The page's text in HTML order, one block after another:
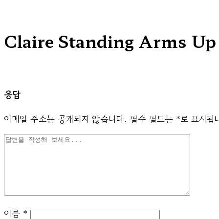
Claire Standing Arms Up
응답
이메일 주소는 공개되지 않습니다. 필수 필드는 *로 표시됩
이름 *